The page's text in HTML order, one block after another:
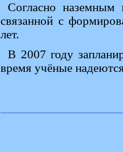
Согласно наземным
связанной с
лет.
В 2007 году
время учёные